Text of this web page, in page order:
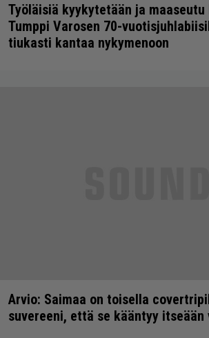
Työläisiä kyykytetään ja maaseutu
Tumppi Varosen 70-
tiukasti kantaa nykymenoon
Arvio: Saimaa on toisella
suvereeni, että se kääntyy itseään